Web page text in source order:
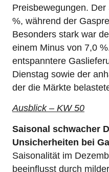
Preisbewegungen.
%, während der
Besonders stark war
einem Minus von 7,0
entspanntere
Dienstag sowie der
der die Märkte
Ausblick – KW 50
Saisonal schwacher
Unsicherheiten bei
Saisonalität im
beeinflusst durch